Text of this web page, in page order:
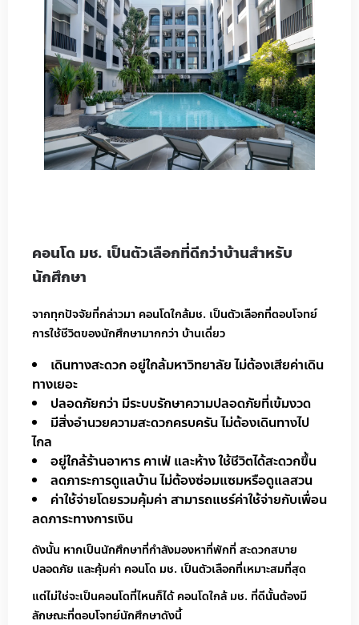
คอนโด มช. เป็นตัวเลือกที่ดีกว่าบ้านสำหรับ
นักศึกษา
จากทุกปัจจัยที่กล่าวมา คอนโดใกล้มช. เป็นตัวเลือกที่ตอบโจทย์
การใช้ชีวิตของนักศึกษามากกว่า บ้านเดี่ยว
เดินทางสะดวก อยู่ใกล้มหาวิทยาลัย ไม่ต้องเสียค่าเดิน
ทางเยอะ
ปลอดภัยกว่า มีระบบรักษาความปลอดภัยที่เข้มงวด
มีสิ่งอำนวยความสะดวกครบครัน ไม่ต้องเดินทางไป
ไกล
อยู่ใกล้ร้านอาหาร คาเฟ่ และห้าง ใช้ชีวิตได้สะดวกขึ้น
ลดภาระการดูแลบ้าน ไม่ต้องซ่อมแซมหรือดูแลสวน
ค่าใช้จ่ายโดยรวมคุ้มค่า สามารถแชร์ค่าใช้จ่ายกับเพื่อน
ลดภาระทางการเงิน
ดังนั้น หากเป็นนักศึกษาที่กำลังมองหาที่พักที่ สะดวกสบาย
ปลอดภัย และคุ้มค่า คอนโด มช. เป็นตัวเลือกที่เหมาะสมที่สุด
แต่ไม่ใช่จะเป็นคอนโดที่ไหนก็ได้ คอนโดใกล้ มช. ที่ดีนั้นต้องมี
ลักษณะที่ตอบโจทย์นักศึกษาดังนี้